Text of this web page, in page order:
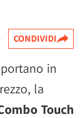
CONDIVIDI
portano in
la
Touch